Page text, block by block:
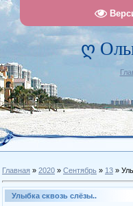
ღ
Главная » 2020 » Сентябрь » 13 »
Улыбка сквозь слёзы..